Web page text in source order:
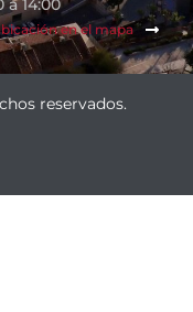
a 14:00
en el mapa
reservados.